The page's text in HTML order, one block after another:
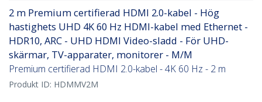
2 m Premium certifierad HDMI 2.0-kabel - Hög
hastighets UHD 4K 60 Hz HDMI-kabel med Ethernet -
HDR10, ARC - UHD HDMI Video-sladd - För UHD-
skärmar, TV-apparater, monitorer - M/M
Premium certifierad HDMI 2.0-kabel - 4K 60 Hz - 2 m
Produkt ID: HDMMV2M